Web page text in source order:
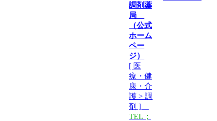
調剤薬
局
（公式
ホーム
ペー
ジ）
[ 医
療・健
康・介
護 > 調
剤 ]
TEL；